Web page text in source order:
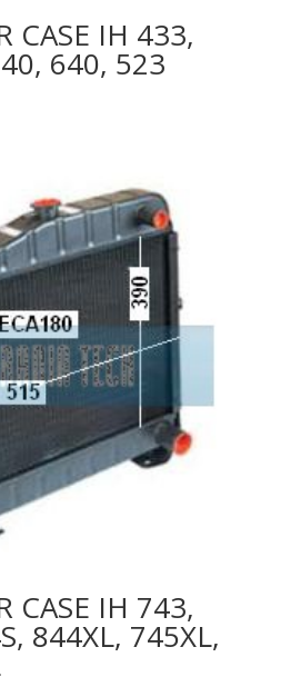
CASE IH 433,
640, 523
CASE IH 743,
844XL, 745XL,